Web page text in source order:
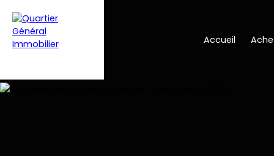
Accueil